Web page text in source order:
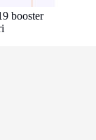
booster